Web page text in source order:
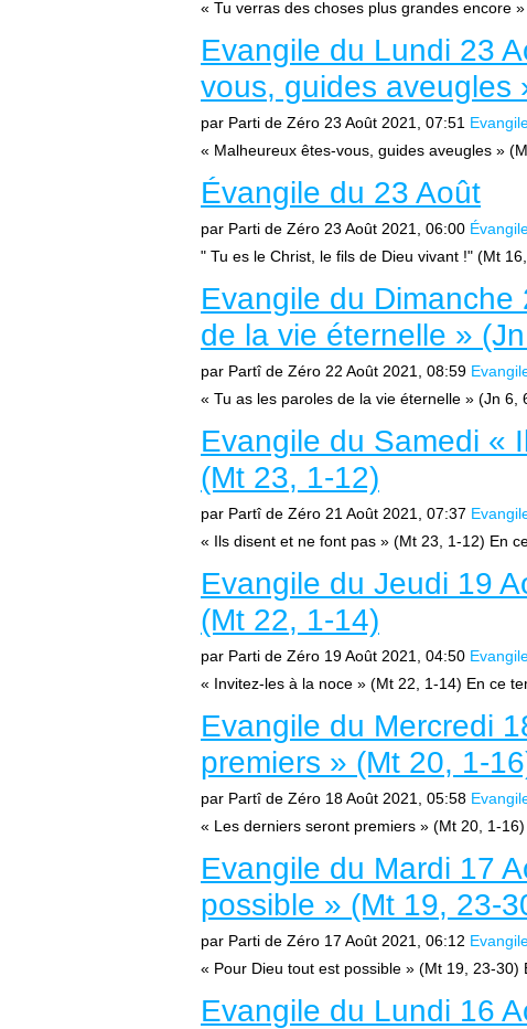
« Tu verras des choses plus grandes encore
Evangile du Lundi 23
vous, guides aveugles
par Parti de Zéro 23 Août 2021, 07:51
« Malheureux êtes-vous, guides aveugles »
Évangile du 23 Août
par Parti de Zéro 23 Août 2021, 06:00
" Tu es le Christ, le fils de Dieu vivant !" (Mt
Evangile du Dimanche
de la vie éternelle »
par Partî de Zéro 22 Août 2021, 08:59
« Tu as les paroles de la vie éternelle » (Jn 6,
Evangile du Samedi «
(Mt 23, 1-12)
par Partî de Zéro 21 Août 2021, 07:37
« Ils disent et ne font pas » (Mt 23, 1-12) En
Evangile du Jeudi 19
(Mt 22, 1-14)
par Parti de Zéro 19 Août 2021, 04:50
« Invitez-les à la noce » (Mt 22, 1-14) En ce
Evangile du Mercredi
premiers » (Mt 20, 1-
par Partî de Zéro 18 Août 2021, 05:58
« Les derniers seront premiers » (Mt 20, 1-16)
Evangile du Mardi 17
possible » (Mt 19, 23-
par Parti de Zéro 17 Août 2021, 06:12
« Pour Dieu tout est possible » (Mt 19, 23-30)
Evangile du Lundi 16